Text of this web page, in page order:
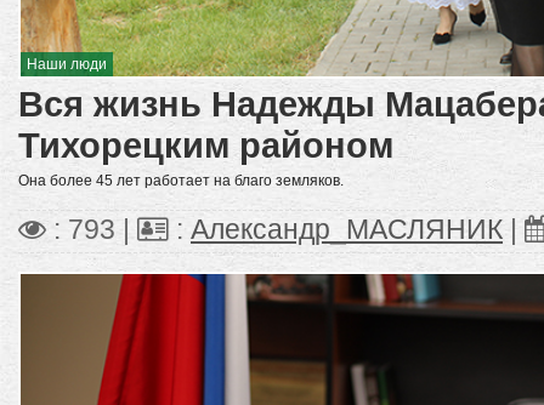
Наши люди
Вся жизнь Надежды
Тихорецким районом
Она более 45 лет работает на благо земляков.
: 793 | : Александр_МАСЛЯНИК|